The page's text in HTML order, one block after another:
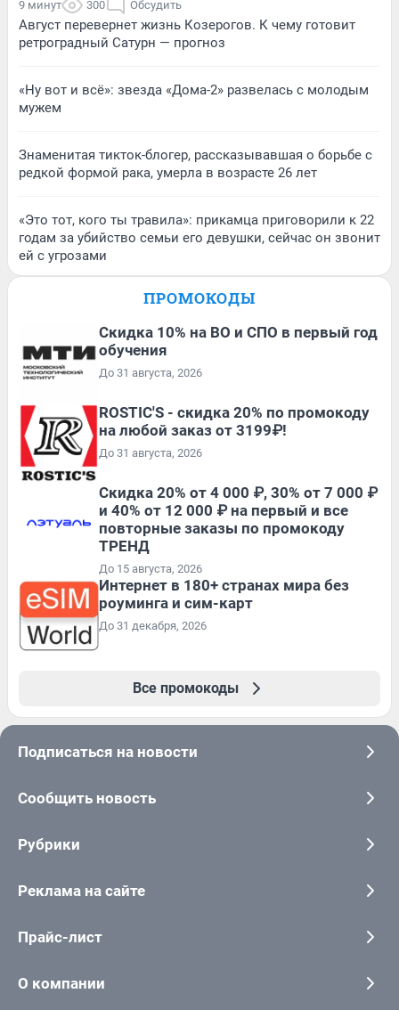
9 минут 300 Обсудить
Август перевернет жизнь Козерогов. К чему готовит
ретроградный Сатурн — прогноз
«Ну вот и всё»: звезда «Дома-2» развелась с молодым
мужем
Знаменитая тикток-блогер, рассказывавшая о борьбе с
редкой формой рака, умерла в возрасте 26 лет
«Это тот, кого ты травила»: прикамца приговорили к 22
годам за убийство семьи его девушки, сейчас он звонит
ей с угрозами
ПРОМОКОДЫ
Скидка 10% на ВО и СПО в первый год
обучения
До 31 августа, 2026
ROSTIC'S - скидка 20% по промокоду
на любой заказ от 3199₽!
До 31 августа, 2026
Скидка 20% от 4 000 ₽, 30% от 7 000 ₽
и 40% от 12 000 ₽ на первый и все
повторные заказы по промокоду
ТРЕНД
До 15 августа, 2026
Интернет в 180+ странах мира без
роуминга и сим-карт
До 31 декабря, 2026
Все промокоды
Подписаться на новости
Сообщить новость
Рубрики
Реклама на сайте
Прайс-лист
О компании